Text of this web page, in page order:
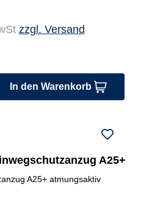
zzgl. Versand
In den Warenkorb
A25+
A25+ atmungsaktiv